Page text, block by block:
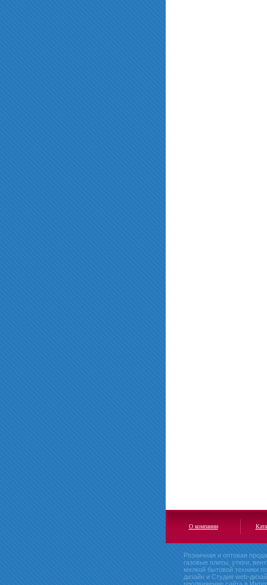
О компании
Розничная и оптовая
газовые плиты, утюги,
мелкой бытовой техники
дизайн и Студия web-